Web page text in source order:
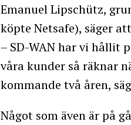
Emanuel Lipschütz,
köpte Netsafe), säger
– SD-WAN har vi hållit
våra kunder så räknar
kommande två åren,
Något som även är på